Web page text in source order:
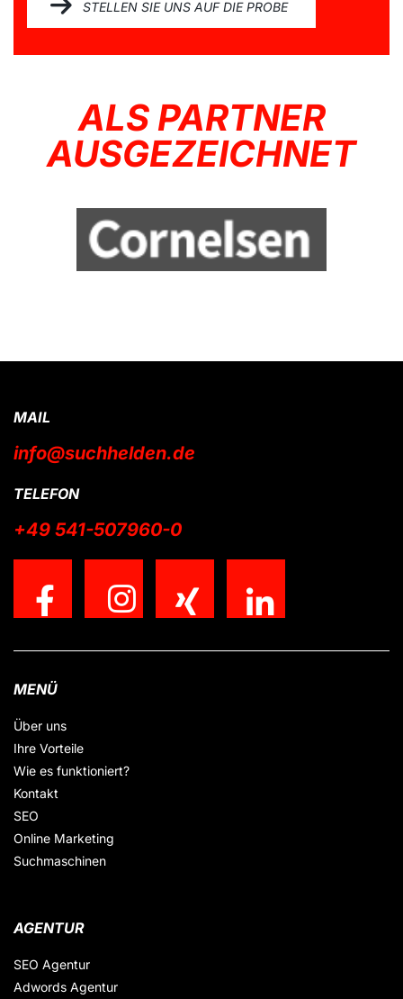
STELLEN SIE UNS AUF DIE PROBE
ALS PARTNER
AUSGEZEICHNET
MAIL
info@suchhelden.de
TELEFON
+49 541-507960-0
MENÜ
Über uns
Ihre Vorteile
Wie es funktioniert?
Kontakt
SEO
Online Marketing
Suchmaschinen
AGENTUR
SEO Agentur
Adwords Agentur